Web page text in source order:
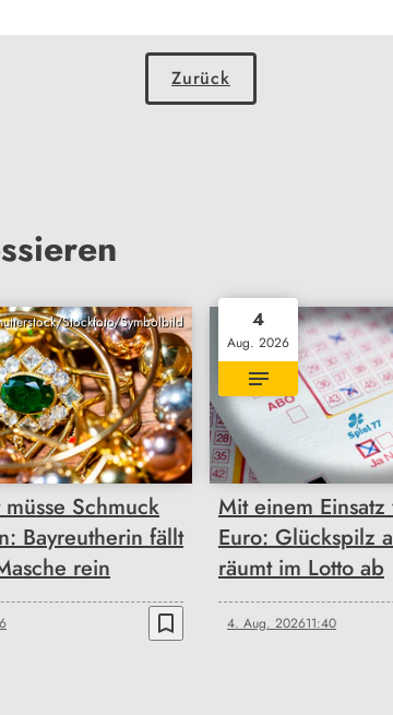
Zurück
Stockfoto/Symbolbild
müsse Schmuck
Bayreutherin fällt
rein
bookmark_border
4
Aug. 2026
Mit einem
Euro: Glückspilz
räumt im Lotto ab
4. Aug. 202611:40